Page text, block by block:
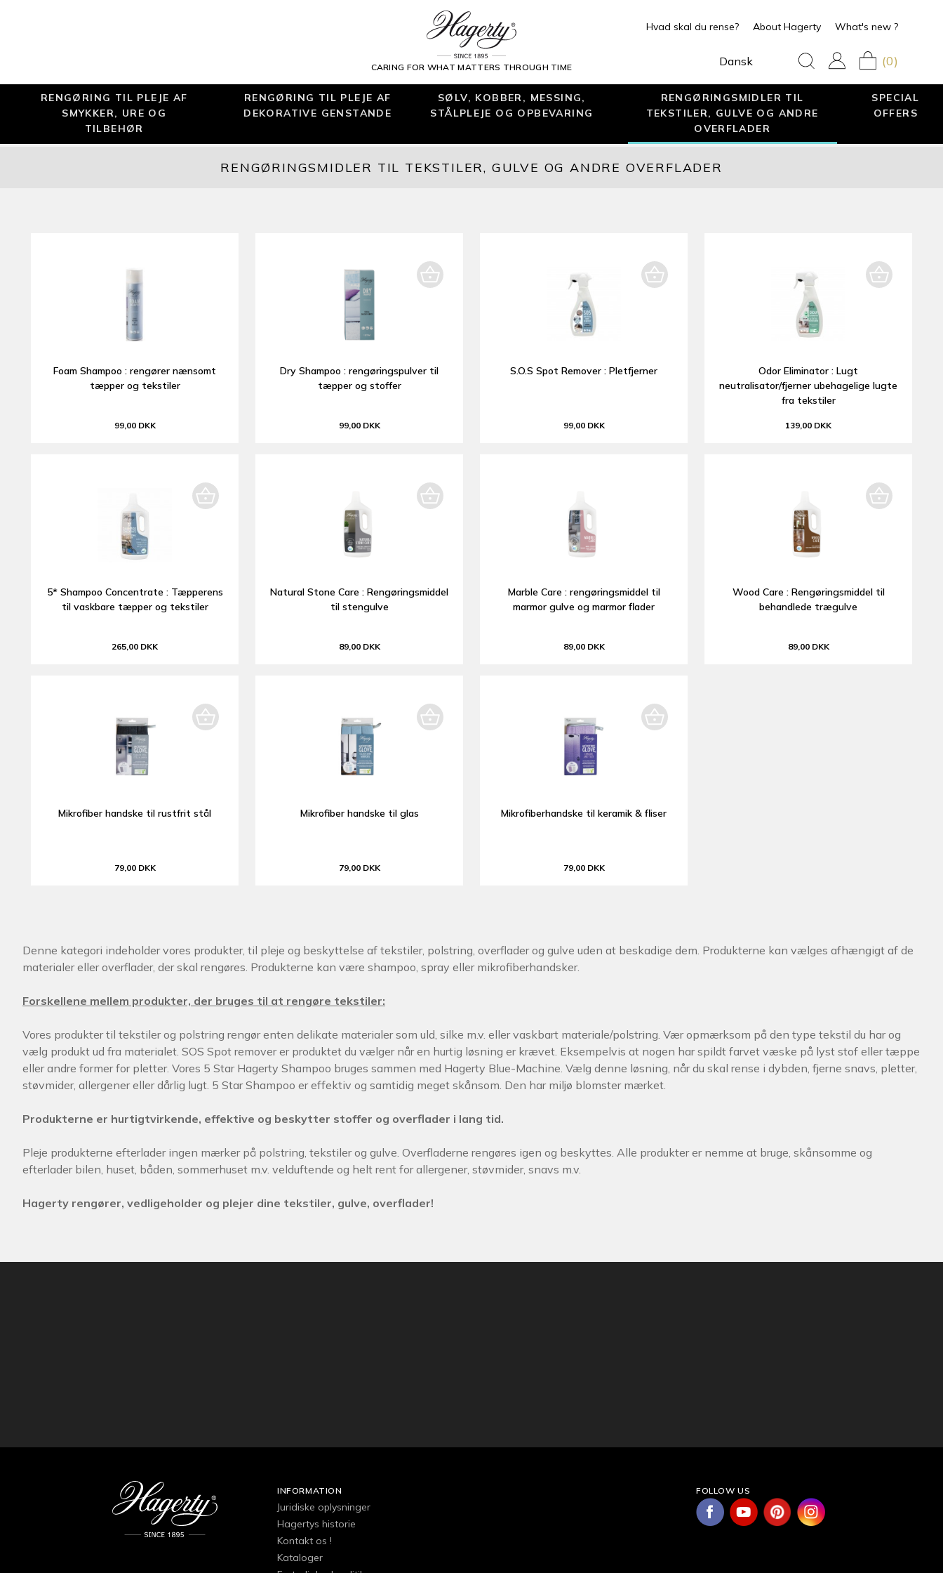
CARING FOR WHAT MATTERS THROUGH TIME
Hvad skal du rense? About Hagerty What's new ?
Dansk (0)
RENGØRING TIL PLEJE AF
SMYKKER, URE OG
TILBEHØR
RENGØRING TIL PLEJE AF
DEKORATIVE GENSTANDE
SØLV, KOBBER, MESSING,
STÅLPLEJE OG OPBEVARING
RENGØRINGSMIDLER TIL
TEKSTILER, GULVE OG ANDRE
OVERFLADER
SPECIAL
OFFERS
RENGØRINGSMIDLER TIL TEKSTILER, GULVE OG ANDRE OVERFLADER
Foam Shampoo : rengører nænsomt
tæpper og tekstiler
99,00 DKK
Dry Shampoo : rengøringspulver til
tæpper og stoffer
99,00 DKK
S.O.S Spot Remover : Pletfjerner
99,00 DKK
Odor Eliminator : Lugt
neutralisator/fjerner ubehagelige lugte
fra tekstiler
139,00 DKK
5* Shampoo Concentrate : Tæpperens
til vaskbare tæpper og tekstiler
265,00 DKK
Natural Stone Care : Rengøringsmiddel
til stengulve
89,00 DKK
Marble Care : rengøringsmiddel til
marmor gulve og marmor flader
89,00 DKK
Wood Care : Rengøringsmiddel til
behandlede trægulve
89,00 DKK
Mikrofiber handske til rustfrit stål
79,00 DKK
Mikrofiber handske til glas
79,00 DKK
Mikrofiberhandske til keramik & fliser
79,00 DKK
Denne kategori indeholder vores produkter, til pleje og beskyttelse af tekstiler, polstring, overflader og gulve uden at beskadige dem. Produkterne kan vælges afhængigt af de
materialer eller overflader, der skal rengøres. Produkterne kan være shampoo, spray eller mikrofiberhandsker.
Forskellene mellem produkter, der bruges til at rengøre tekstiler:
Vores produkter til tekstiler og polstring rengør enten delikate materialer som uld, silke m.v. eller vaskbart materiale/polstring. Vær opmærksom på den type tekstil du har og
vælg produkt ud fra materialet. SOS Spot remover er produktet du vælger når en hurtig løsning er krævet. Eksempelvis at nogen har spildt farvet væske på lyst stof eller tæppe
eller andre former for pletter. Vores 5 Star Hagerty Shampoo bruges sammen med Hagerty Blue-Machine. Vælg denne løsning, når du skal rense i dybden, fjerne snavs, pletter,
støvmider, allergener eller dårlig lugt. 5 Star Shampoo er effektiv og samtidig meget skånsom. Den har miljø blomster mærket.
Produkterne er hurtigtvirkende, effektive og beskytter stoffer og overflader i lang tid.
Pleje produkterne efterlader ingen mærker på polstring, tekstiler og gulve. Overfladerne rengøres igen og beskyttes. Alle produkter er nemme at bruge, skånsomme og
efterlader bilen, huset, båden, sommerhuset m.v. velduftende og helt rent for allergener, støvmider, snavs m.v.
Hagerty rengører, vedligeholder og plejer dine tekstiler, gulve, overflader!
INFORMATION
Juridiske oplysninger
Hagertys historie
Kontakt os !
Kataloger
FOLLOW US